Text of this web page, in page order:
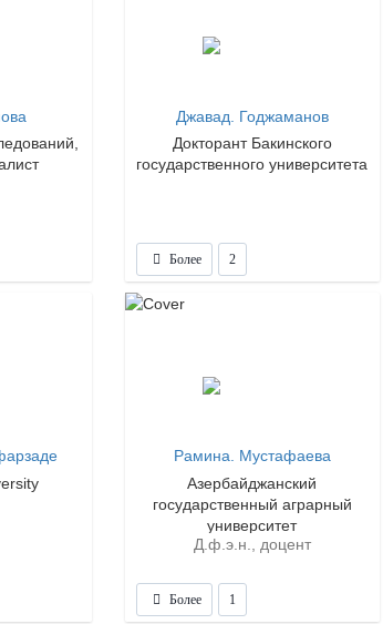
Джавад. Годжаманов
Докторант Бакинского
государственного университета
Более 2
Рамина. Мустафаева
Азербайджанский
государственный аграрный
университет
Д.ф.э.н., доцент
Более 1